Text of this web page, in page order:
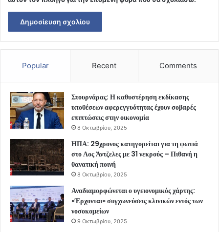
Popular Recent Comments
Στουρνάρας: Η καθυστέρηση εκδίκασης
υποθέσεων αφερεγγυότητας έχουν σοβαρές
επιπτώσεις στην οικονομία
8 Οκτωβρίου, 2025
ΗΠΑ: 29χρονος κατηγορείται για τη φωτιά
στο Λος Άντζελες με 31 νεκρούς – Πιθανή η
θανατική ποινή
8 Οκτωβρίου, 2025
Αναδιαμορφώνεται ο υγειονομικός χάρτης:
«Έρχονται» συγχωνεύσεις κλινικών εντός των
νοσοκομείων
9 Οκτωβρίου, 2025